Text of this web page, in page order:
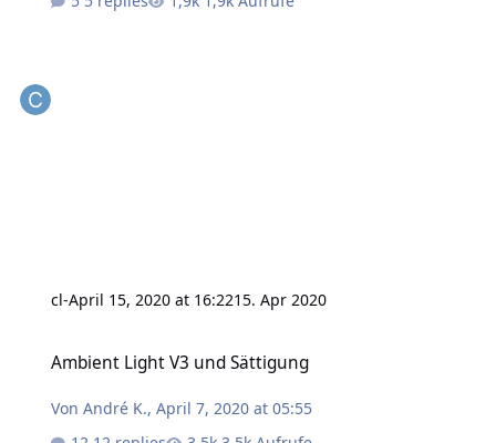
cl-April 15, 2020 at 16:2215. Apr 2020
Ambient Light V3 und Sättigung
VonAndré K.,April 7, 2020 at 05:55